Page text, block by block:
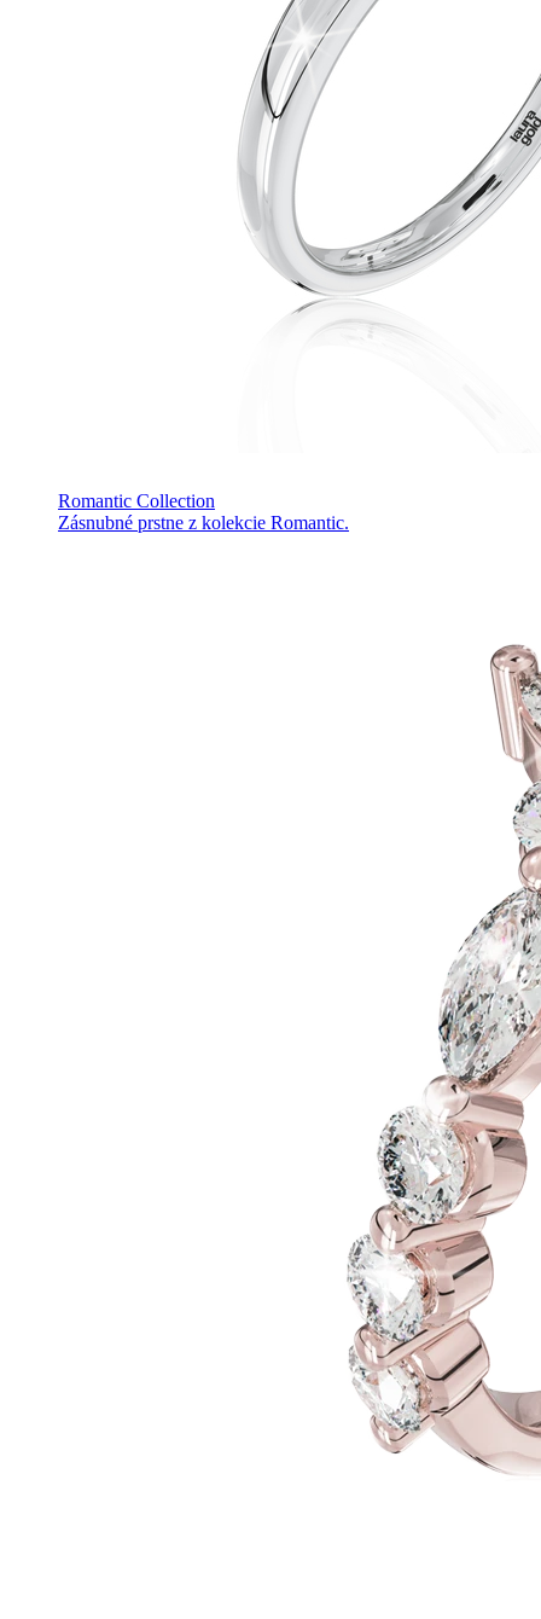
Romantic Collection
Zásnubné prstne z kolekcie Romantic.